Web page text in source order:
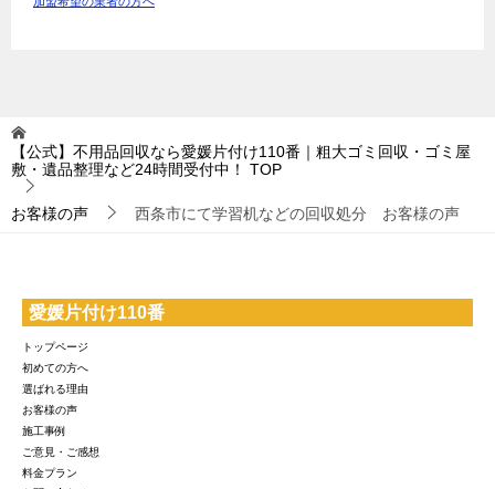
【公式】不用品回収なら愛媛片付け110番｜粗大ゴミ回収・ゴミ屋
敷・遺品整理など24時間受付中！
TOP
お客様の声 西条市にて学習机などの回収処分 お客様の声
愛媛片付け110番
トップページ
初めての方へ
選ばれる理由
お客様の声
施工事例
ご意見・ご感想
料金プラン